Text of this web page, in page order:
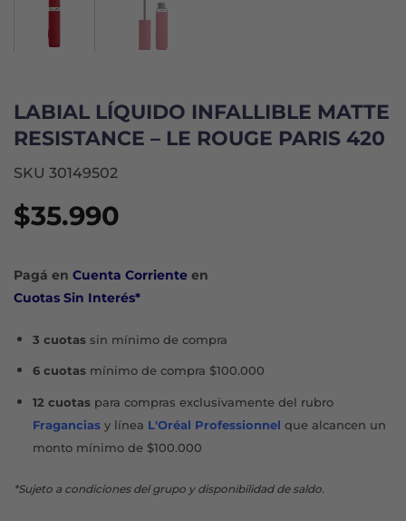
LABIAL LÍQUIDO INFALLIBLE MATTE
RESISTANCE – LE ROUGE PARIS 420
SKU 30149502
$35.990
Pagá en Cuenta Corriente en
Cuotas Sin Interés*
3 cuotassin mínimo de compra
6 cuotasmínimo de compra $100.000
12 cuotaspara compras exclusivamente del rubro
Fraganciasy línea L'Oréal Professionnel que alcancen un
monto mínimo de $100.000
*Sujeto a condiciones del grupo y disponibilidad de saldo.